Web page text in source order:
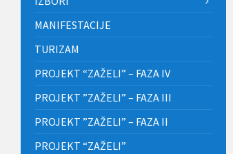
MANIFESTACIJE
TURIZAM
PROJEKT “ZAŽELI” – FAZA IV
PROJEKT ”ZAŽELI” – FAZA III
PROJEKT ”ZAŽELI” – FAZA II
PROJEKT “ZAŽELI”